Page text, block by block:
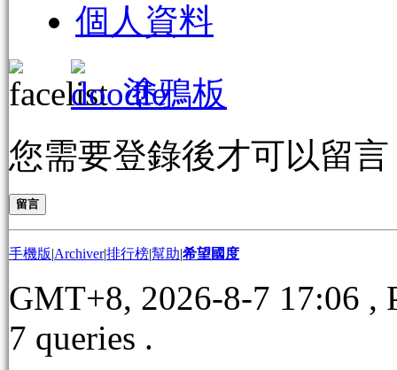
個人資料
塗鴉板
您需要登錄後才可以留言
留言
手機版|Archiver|排行榜|幫助|希望國度
GMT+8, 2026-8-7 17:06 ,
7 queries .